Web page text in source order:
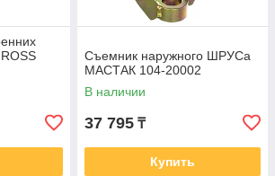
Съемник наружного ШРУСа
МАСТАК 104-20002
В наличии
37 795 ₸
Купить